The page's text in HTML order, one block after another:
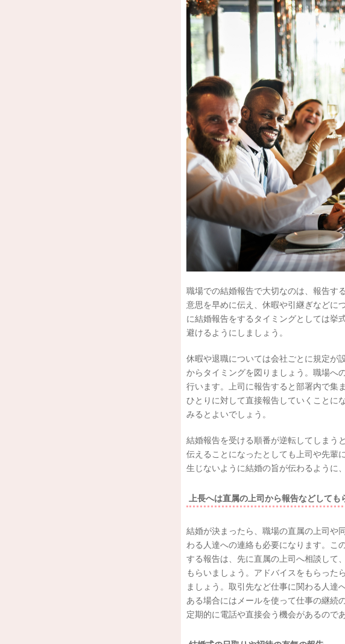
職場での結婚報告で大切なのは、報告す
意思を早めに伝え、休暇や引継ぎなどに
に結婚報告をするタイミングとしては挙
避けるようにしましょう。
休暇や退職については会社ごとに規定が
からタイミングを図りましょう。職場へ
行います。上司に報告すると部署内で集
ひとりに対して直接報告していくことに
みるとよいでしょう。
結婚報告を受ける順番が逆転してしまう
伝えることになったとしても上司や先輩
生じないように結婚の旨が伝わるように
上長へは直属の上司から報告などしても
結婚が決まったら、職場の直属の上司や
わる人達への連絡も必要になります。こ
する報告は、先に直属の上司へ相談して
もらいましょう。アドバイスをもらった
ましょう。取引先など仕事に関わる人達
ある場合にはメールを使って仕事の継続
定期的に電話や直接会う機会があるので